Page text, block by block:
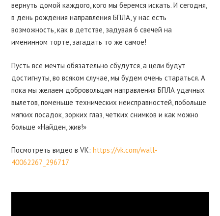
вернуть домой каждого, кого мы беремся искать. И сегодня,
в день рождения направления БПЛА, у нас есть
возможность, как в детстве, задувая 6 свечей на
именинном торте, загадать то же самое!
Пусть все мечты обязательно сбудутся, а цели будут
достигнуты, во всяком случае, мы будем очень стараться. А
пока мы желаем добровольцам направления БПЛА удачных
вылетов, поменьше технических неисправностей, побольше
мягких посадок, зорких глаз, четких снимков и как можно
больше «Найден, жив!»
Посмотреть видео в VK: https://vk.com/wall-
40062267_296717